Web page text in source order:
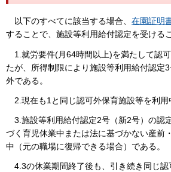
以下のすべてに該当する場合、 在園証明
することで、施設等利用給付認定を受ける
1.就労要件(月64時間以上)を満たして認
たが、所得制限により施設等利用給付認定
外である。
2.現在も1と同じ認可外保育施設等を利用
3.施設等利用給付認定2号（新2号）の認
づく育児休業中または法に基づかない産前
中（元の職場に復帰できる場合）である。
4.3の休業期間終了後も、引き続き同じ認